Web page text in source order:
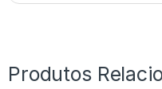
Produtos